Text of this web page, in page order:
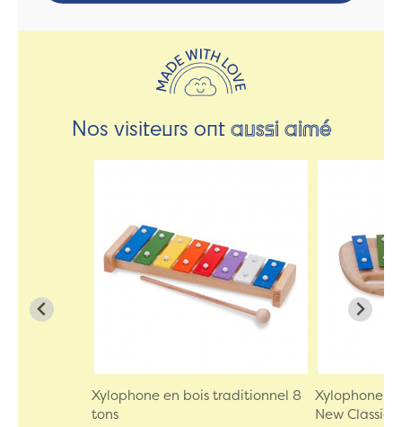
Nos visiteurs ontaussi aimé
Xylophone en bois traditionnel 8
tons
Xylophone
New Classic